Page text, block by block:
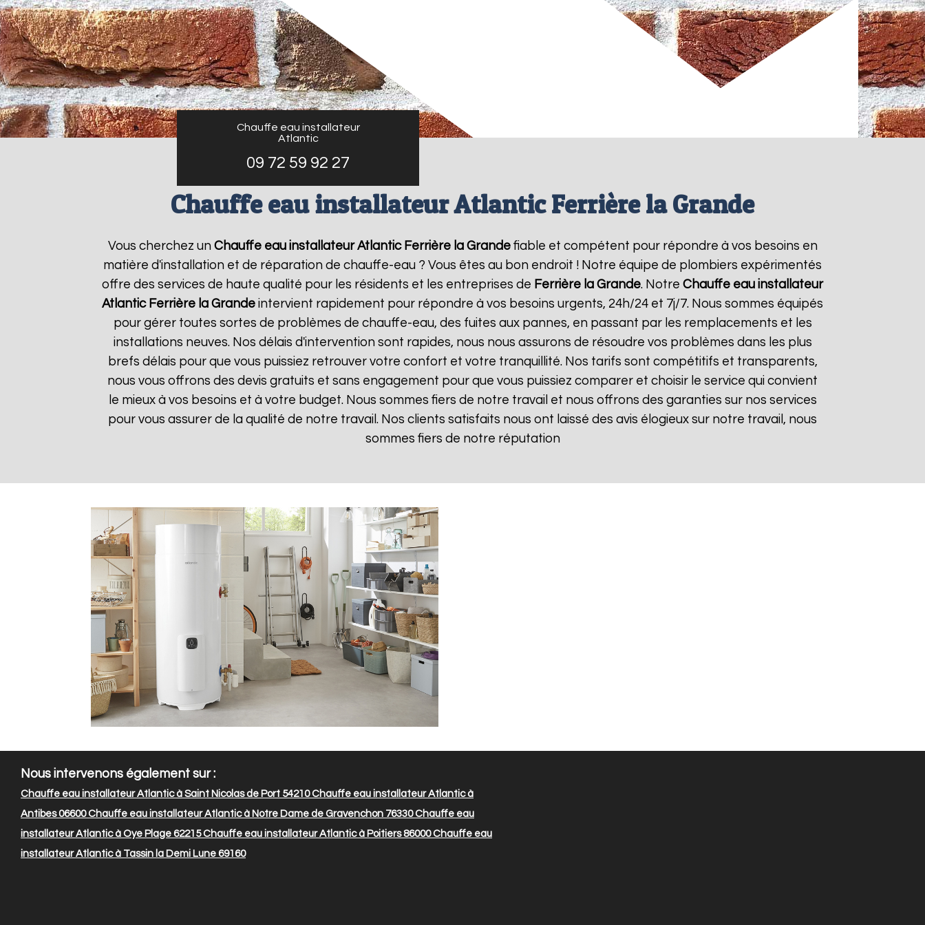
Chauffe eau installateur
Atlantic
09 72 59 92 27
Chauffe eau installateur Atlantic Ferrière la Grande
Vous cherchez un Chauffe eau installateur Atlantic Ferrière la Grandefiable et compétent pour répondre à vos besoins en
matière d'installation et de réparation de chauffe-eau ? Vous êtes au bon endroit ! Notre équipe de plombiers expérimentés
offre des services de haute qualité pour les résidents et les entreprises de Ferrière la Grande. Notre Chauffe eau installateur
Atlantic Ferrière la Grande intervient rapidement pour répondre à vos besoins urgents, 24h/24 et 7j/7. Nous sommes équipés
pour gérer toutes sortes de problèmes de chauffe-eau, des fuites aux pannes, en passant par les remplacements et les
installations neuves. Nos délais d'intervention sont rapides, nous nous assurons de résoudre vos problèmes dans les plus
brefs délais pour que vous puissiez retrouver votre confort et votre tranquillité. Nos tarifs sont compétitifs et transparents,
nous vous offrons des devis gratuits et sans engagement pour que vous puissiez comparer et choisir le service qui convient
le mieux à vos besoins et à votre budget. Nous sommes fiers de notre travail et nous offrons des garanties sur nos services
pour vous assurer de la qualité de notre travail. Nos clients satisfaits nous ont laissé des avis élogieux sur notre travail, nous
sommes fiers de notre réputation
Nous intervenons également sur :
Chauffe eau installateur Atlantic à Saint Nicolas de Port 54210Chauffe eau installateur Atlantic à
Antibes 06600Chauffe eau installateur Atlantic à Notre Dame de Gravenchon 76330Chauffe eau
installateur Atlantic à Oye Plage 62215Chauffe eau installateur Atlantic à Poitiers 86000Chauffe eau
installateur Atlantic à Tassin la Demi Lune 69160